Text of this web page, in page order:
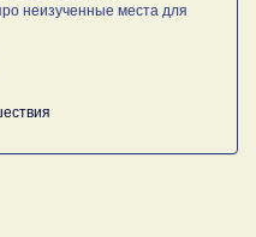
неизученные места для